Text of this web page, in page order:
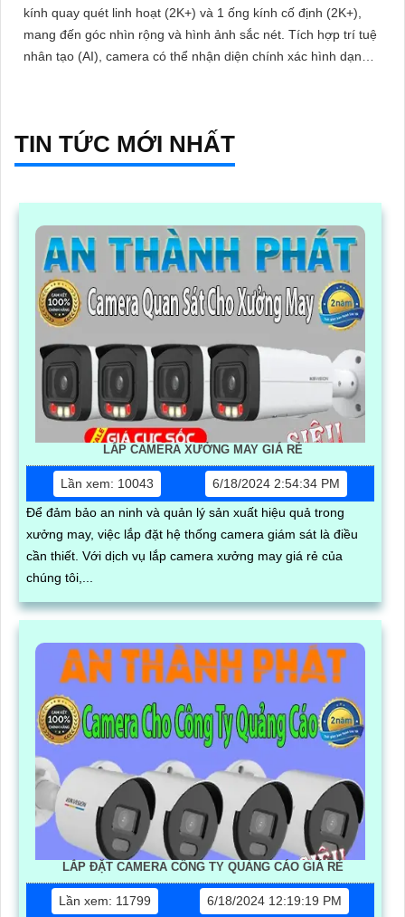
kính quay quét linh hoạt (2K+) và 1 ống kính cố định (2K+),
mang đến góc nhìn rộng và hình ảnh sắc nét. Tích hợp trí tuệ
nhân tạo (AI), camera có thể nhận diện chính xác hình dạng
TIN TỨC MỚI NHẤT
LẮP CAMERA XƯỞNG MAY GIÁ RẺ
Lần xem: 10043
6/18/2024 2:54:34 PM
Để đảm bảo an ninh và quản lý sản xuất hiệu quả trong
xưởng may, việc lắp đặt hệ thống camera giám sát là điều
cần thiết. Với dịch vụ lắp camera xưởng may giá rẻ của
chúng tôi,...
LẮP ĐẶT CAMERA CÔNG TY QUẢNG CÁO GIÁ RẺ
Lần xem: 11799
6/18/2024 12:19:19 PM